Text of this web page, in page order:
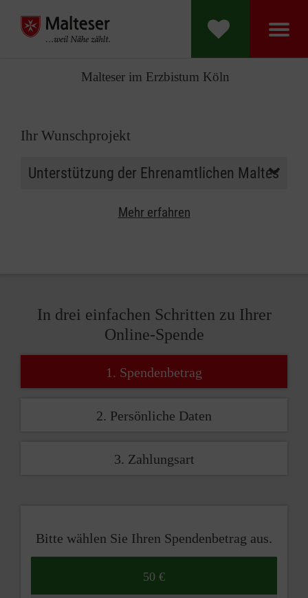
Malteser im Erzbistum Köln
Ihr Wunschprojekt
Mehr erfahren
In drei einfachen Schritten zu Ihrer
Online-Spende
1. Spendenbetrag
2. Persönliche Daten
3. Zahlungsart
Bitte wählen Sie Ihren Spendenbetrag aus.
50 €